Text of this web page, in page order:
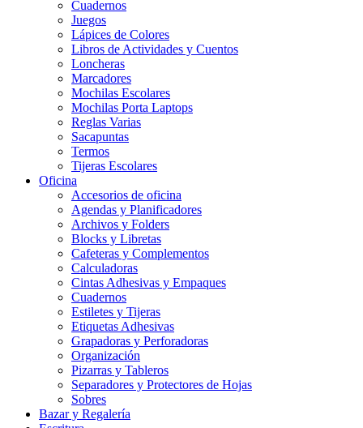
Cuadernos
Juegos
Lápices de Colores
Libros de Actividades y Cuentos
Loncheras
Marcadores
Mochilas Escolares
Mochilas Porta Laptops
Reglas Varias
Sacapuntas
Termos
Tijeras Escolares
Oficina
Accesorios de oficina
Agendas y Planificadores
Archivos y Folders
Blocks y Libretas
Cafeteras y Complementos
Calculadoras
Cintas Adhesivas y Empaques
Cuadernos
Estiletes y Tijeras
Etiquetas Adhesivas
Grapadoras y Perforadoras
Organización
Pizarras y Tableros
Separadores y Protectores de Hojas
Sobres
Bazar y Regalería